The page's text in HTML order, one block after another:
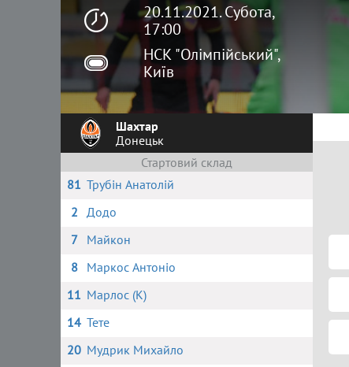
20.11.2021. Субота,
17:00
НСК "Олімпійський",
Київ
Шахтар
Донецьк
Стартовий склад
81 Трубін Анатолій
2 Додо
7
Майкон
8
Маркос Антоніо
11 Марлос (К)
14 Тете
20 Мудрик Михайло